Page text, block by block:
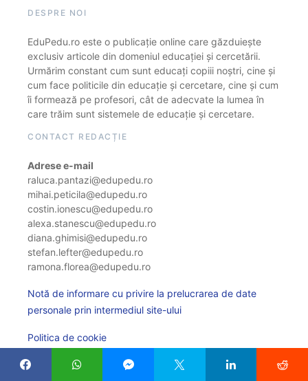
DESPRE NOI
EduPedu.ro este o publicație online care găzduiește
exclusiv articole din domeniul educației și cercetării.
Urmărim constant cum sunt educați copiii noștri, cine și
cum face politicile din educație și cercetare, cine și cum
îi formează pe profesori, cât de adecvate la lumea în
care trăim sunt sistemele de educație și cercetare.
CONTACT REDACȚIE
Adrese e-mail
raluca.pantazi@edupedu.ro
mihai.peticila@edupedu.ro
costin.ionescu@edupedu.ro
alexa.stanescu@edupedu.ro
diana.ghimisi@edupedu.ro
stefan.lefter@edupedu.ro
ramona.florea@edupedu.ro
Notă de informare cu privire la prelucrarea de date
personale prin intermediul site-ului
Politica de cookie
Modifică setarile cookie-urilor